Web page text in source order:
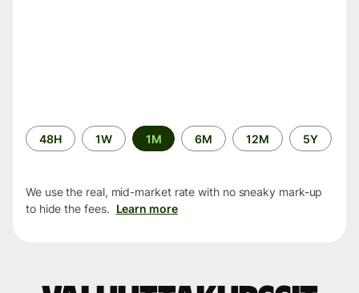
Time
period
48H 1W 1M 6M 12M 5Y
We use the real, mid-market rate with no sneaky mark-up
to hide the fees. Learn more